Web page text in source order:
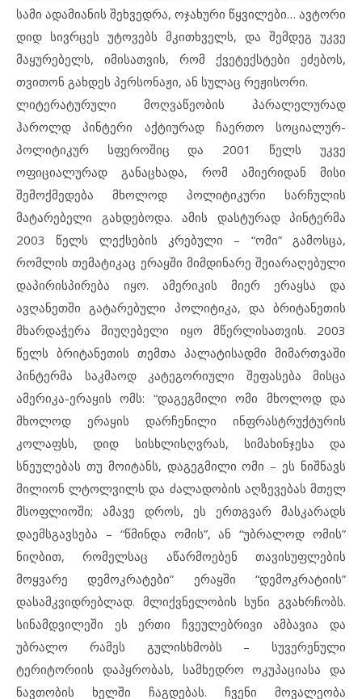
სამი ადამიანის შეხვედრა, ოჯახური წყვილები… ავტორი
დიდ სივრცეს უტოვებს მკითხველს, და შემდეგ უკვე
მაყურებელს, იმისათვის, რომ ქვეტექსტები ეძებოს,
თვითონ გახდეს პერსონაჟი, ან სულაც რეჟისორი.
ლიტერატურული მოღვაწეობის პარალელურად
ჰაროლდ პინტერი აქტიურად ჩაერთო სოციალურ-
პოლიტიკურ სფეროშიც და 2001 წელს უკვე
ოფიციალურად განაცხადა, რომ ამიერიდან მისი
შემოქმედება მხოლოდ პოლიტიკური სარჩულის
მატარებელი გახდებოდა. ამის დასტურად პინტერმა
2003 წელს ლექსების კრებული – “ომი” გამოსცა,
რომლის თემატიკაც ერაყში მიმდინარე შეიარაღებული
დაპირისპირება იყო. ამერიკის მიერ ერაყსა და
ავღანეთში გატარებული პოლიტიკა, და ბრიტანეთის
მხარდაჭერა მიუღებელი იყო მწერლისათვის. 2003
წელს ბრიტანეთის თემთა პალატისადმი მიმართვაში
პინტერმა საკმაოდ კატეგორიული შეფასება მისცა
ამერიკა-ერაყის ომს: “დაგეგმილი ომი მხოლოდ და
მხოლოდ ერაყის დარჩენილი ინფრასტრუქტურის
კოლაფსს, დიდ სისხლისღვრას, სიმახინჯესა და
სნეულებას თუ მოიტანს, დაგეგმილი ომი – ეს ნიშნავს
მილიონ ლტოლვილს და ძალადობის აღზევებას მთელ
მსოფლიოში; ამავე დროს, ეს ერთგვარ მასკარადს
დაემსგავსება – “წმინდა ომის”, ან “უბრალოდ ომის”
ნიღბით, რომელსაც აწარმოებენ თავისუფლების
მოყვარე დემოკრატები” ერაყში “დემოკრატიის”
დასამკვიდრებლად. მლიქვნელობის სუნი გვახრჩობს.
სინამდვილეში ეს ერთი ჩვეულებრივი ამბავია და
უბრალო რამეს გულისხმობს – სუვერენული
ტერიტორიის დაპყრობას, სამხედრო ოკუპაციასა და
ნავთობის ხელში ჩაგდებას. ჩვენი მოვალეობა